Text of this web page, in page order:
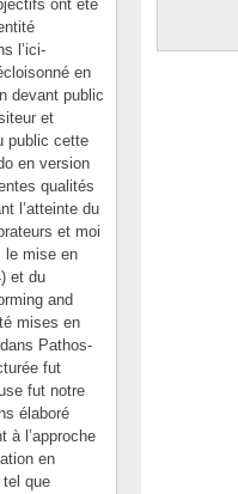
ont été
l’ici-
en
devant public
et
public cette
en version
qualités
l’atteinte du
et moi
le mise en
et du
and
mises en
Pathos-
fut
fut notre
élaboré
à l’approche
en
que